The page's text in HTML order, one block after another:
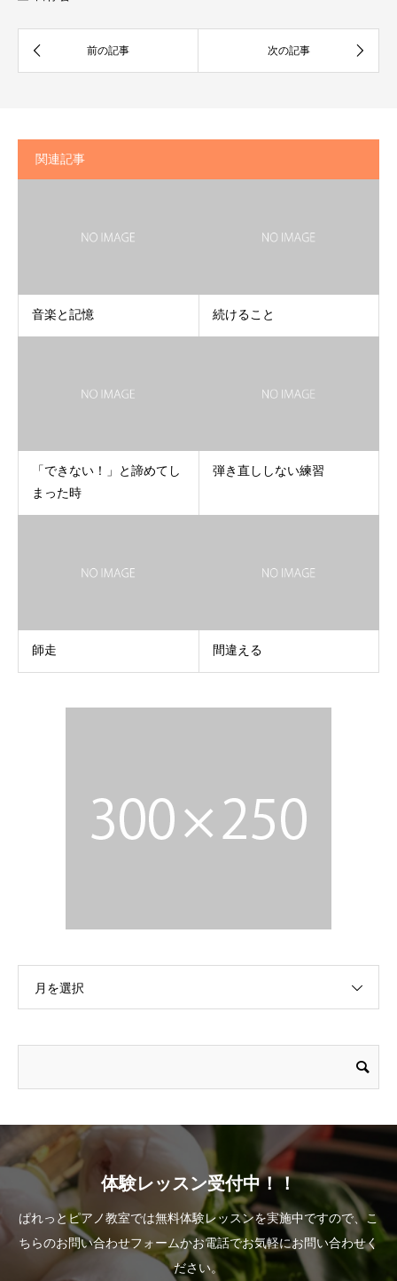
関連記事
音楽と記憶 続けること
「できない！」と諦めてし
まった時
弾き直ししない練習
師走 間違える
月を選択
体験レッスン受付中！！
ぱれっとピアノ教室では無料体験レッスンを実施中ですので、こ
ちらのお問い合わせフォームかお電話でお気軽にお問い合わせく
ださい。